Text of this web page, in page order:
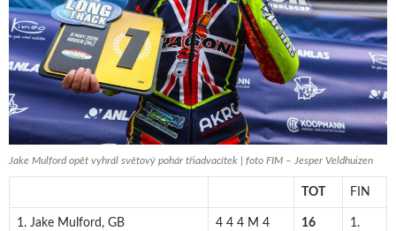
Jake Mulford opět vyhrál světový pohár třiadvacítek | foto FIM – Jesper Veldhuizen
TOT FIN
1. Jake Mulford, GB 4 4 4 M 4 16 1.